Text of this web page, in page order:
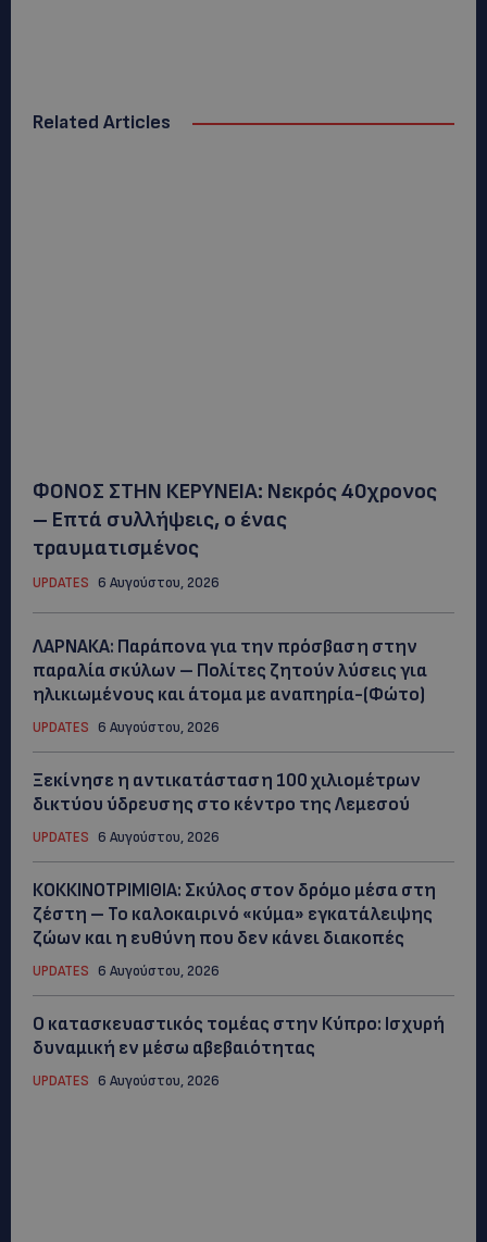
Related Articles
ΦΟΝΟΣ ΣΤΗΝ ΚΕΡΥΝΕΙΑ: Νεκρός 40χρονος
– Επτά συλλήψεις, ο ένας
τραυματισμένος
UPDATES 6 Αυγούστου, 2026
ΛΑΡΝΑΚΑ: Παράπονα για την πρόσβαση στην
παραλία σκύλων – Πολίτες ζητούν λύσεις για
ηλικιωμένους και άτομα με αναπηρία-(Φώτο)
UPDATES 6 Αυγούστου, 2026
Ξεκίνησε η αντικατάσταση 100 χιλιομέτρων
δικτύου ύδρευσης στο κέντρο της Λεμεσού
UPDATES 6 Αυγούστου, 2026
ΚΟΚΚΙΝΟΤΡΙΜΙΘΙΑ: Σκύλος στον δρόμο μέσα στη
ζέστη – Το καλοκαιρινό «κύμα» εγκατάλειψης
ζώων και η ευθύνη που δεν κάνει διακοπές
UPDATES 6 Αυγούστου, 2026
Ο κατασκευαστικός τομέας στην Κύπρο: Ισχυρή
δυναμική εν μέσω αβεβαιότητας
UPDATES 6 Αυγούστου, 2026